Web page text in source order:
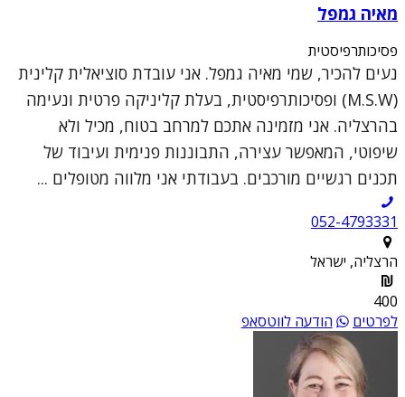
מאיה גמפל
פסיכותרפיסטית
נעים להכיר, שמי מאיה גמפל. אני עובדת סוציאלית קלינית
(M.S.W) ופסיכותרפיסטית, בעלת קליניקה פרטית ונעימה
בהרצליה. אני מזמינה אתכם למרחב בטוח, מכיל ולא
שיפוטי, המאפשר עצירה, התבוננות פנימית ועיבוד של
תכנים רגשיים מורכבים. בעבודתי אני מלווה מטופלים ...
052-4793331
הרצליה, ישראל
400
לפרטים
הודעה לווטסאפ